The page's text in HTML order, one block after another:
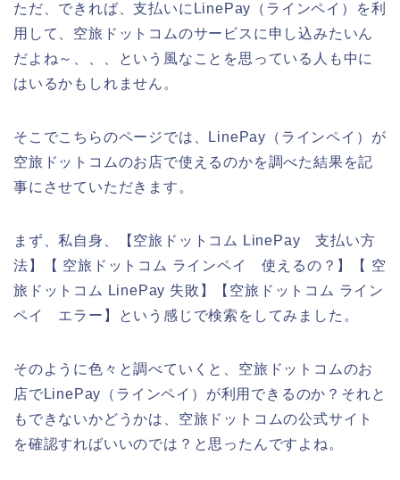
ただ、できれば、支払いにLinePay（ラインペイ）を利
用して、空旅ドットコムのサービスに申し込みたいん
だよね～、、、という風なことを思っている人も中に
はいるかもしれません。
そこでこちらのページでは、LinePay（ラインペイ）が
空旅ドットコムのお店で使えるのかを調べた結果を記
事にさせていただきます。
まず、私自身、【空旅ドットコム LinePay 支払い方
法】【 空旅ドットコム ラインペイ 使えるの？】【 空
旅ドットコム LinePay 失敗】【空旅ドットコム ライン
ペイ エラー】という感じで検索をしてみました。
そのように色々と調べていくと、空旅ドットコムのお
店でLinePay（ラインペイ）が利用できるのか？それと
もできないかどうかは、空旅ドットコムの公式サイト
を確認すればいいのでは？と思ったんですよね。